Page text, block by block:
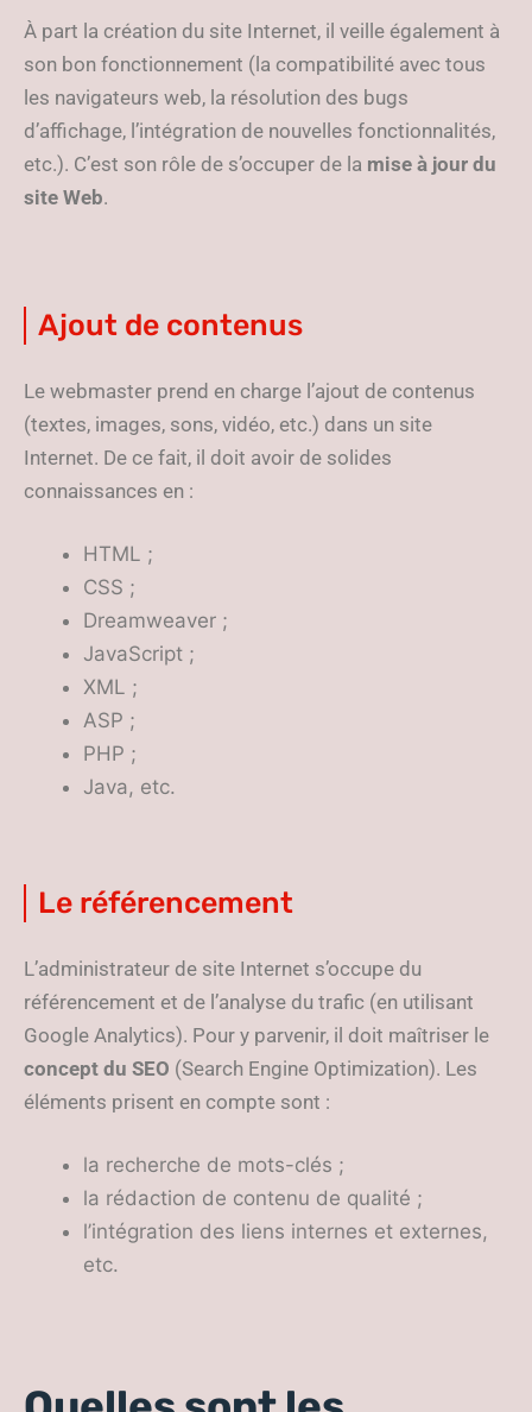
À part la création du site Internet, il veille également à
son bon fonctionnement (la compatibilité avec tous
les navigateurs web, la résolution des bugs
d’affichage, l’intégration de nouvelles fonctionnalités,
etc.). C’est son rôle de s’occuper de la mise à jour du
site Web.
Ajout de contenus
Le webmaster prend en charge l’ajout de contenus
(textes, images, sons, vidéo, etc.) dans un site
Internet. De ce fait, il doit avoir de solides
connaissances en :
HTML ;
CSS ;
Dreamweaver ;
JavaScript ;
XML ;
ASP ;
PHP ;
Java, etc.
Le référencement
L’administrateur de site Internet s’occupe du
référencement et de l’analyse du trafic (en utilisant
Google Analytics). Pour y parvenir, il doit maîtriser le
concept du SEO (Search Engine Optimization). Les
éléments prisent en compte sont :
la recherche de mots-clés ;
la rédaction de contenu de qualité ;
l’intégration des liens internes et externes,
etc.